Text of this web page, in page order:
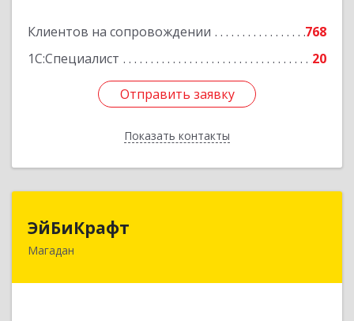
Клиентов на сопровождении
768
1С:Специалист
20
Отправить заявку
Показать контакты
Отправить заявку
Назад
ЭйБиКрафт
Магадан
685000, Магаданская обл, Магадан г, Полярная